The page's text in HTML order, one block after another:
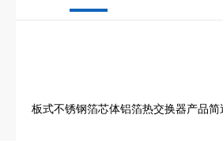
板式不锈钢箔芯体铝箔热交换器产品简